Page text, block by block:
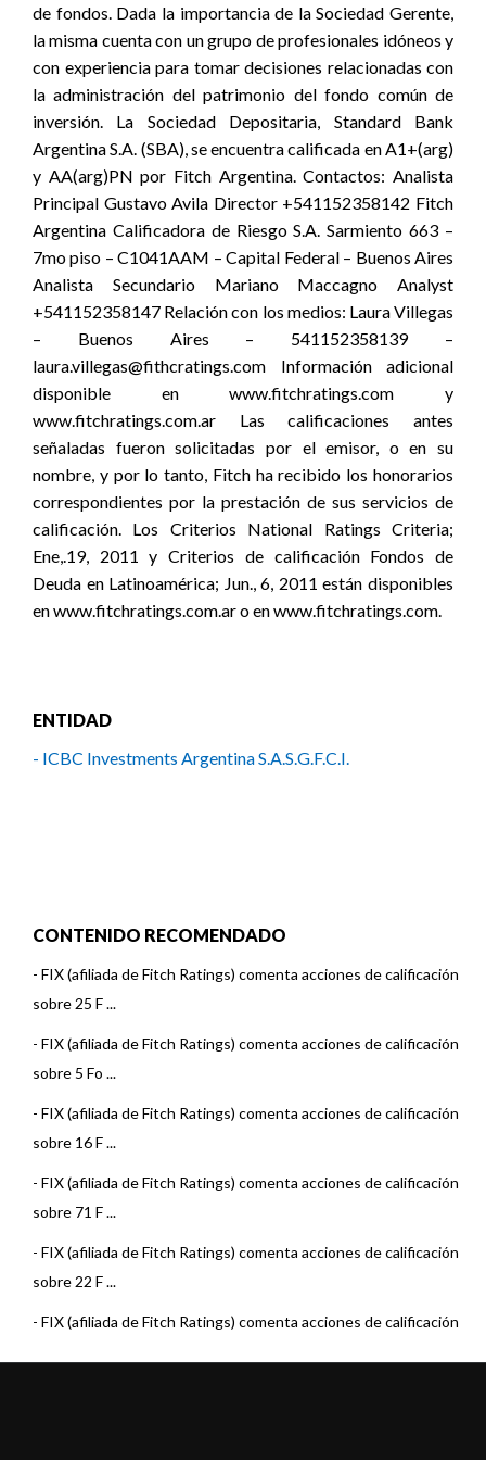
de fondos. Dada la importancia de la Sociedad Gerente,
la misma cuenta con un grupo de profesionales idóneos y
con experiencia para tomar decisiones relacionadas con
la administración del patrimonio del fondo común de
inversión. La Sociedad Depositaria, Standard Bank
Argentina S.A. (SBA), se encuentra calificada en A1+(arg)
y AA(arg)PN por Fitch Argentina. Contactos: Analista
Principal Gustavo Avila Director +541152358142 Fitch
Argentina Calificadora de Riesgo S.A. Sarmiento 663 –
7mo piso – C1041AAM – Capital Federal – Buenos Aires
Analista Secundario Mariano Maccagno Analyst
+541152358147 Relación con los medios: Laura Villegas
– Buenos Aires – 541152358139 –
laura.villegas@fithcratings.com Información adicional
disponible en www.fitchratings.com y
www.fitchratings.com.ar Las calificaciones antes
señaladas fueron solicitadas por el emisor, o en su
nombre, y por lo tanto, Fitch ha recibido los honorarios
correspondientes por la prestación de sus servicios de
calificación. Los Criterios National Ratings Criteria;
Ene,.19, 2011 y Criterios de calificación Fondos de
Deuda en Latinoamérica; Jun., 6, 2011 están disponibles
en www.fitchratings.com.ar o en www.fitchratings.com.
ENTIDAD
- ICBC Investments Argentina S.A.S.G.F.C.I.
CONTENIDO RECOMENDADO
- FIX (afiliada de Fitch Ratings) comenta acciones de calificación
sobre 25 F ...
- FIX (afiliada de Fitch Ratings) comenta acciones de calificación
sobre 5 Fo ...
- FIX (afiliada de Fitch Ratings) comenta acciones de calificación
sobre 16 F ...
- FIX (afiliada de Fitch Ratings) comenta acciones de calificación
sobre 71 F ...
- FIX (afiliada de Fitch Ratings) comenta acciones de calificación
sobre 22 F ...
- FIX (afiliada de Fitch Ratings) comenta acciones de calificación